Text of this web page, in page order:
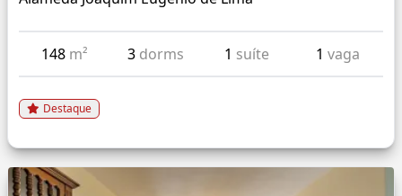
148 m² 3 dorms 1 suíte 1 vaga
Destaque